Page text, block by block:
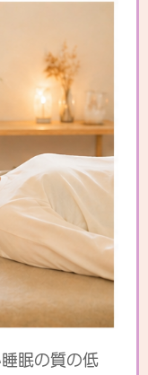
眠の質の低